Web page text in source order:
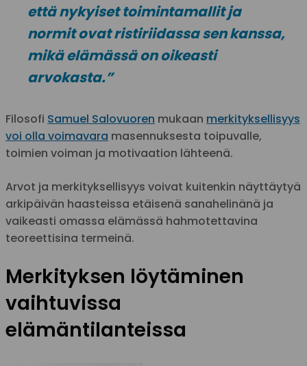
että nykyiset toimintamallit ja
normit ovat ristiriidassa sen kanssa,
mikä elämässä on oikeasti
arvokasta.”
Filosofi Samuel Salovuoren mukaan merkityksellisyys
voi olla voimavara masennuksesta toipuvalle,
toimien voiman ja motivaation lähteenä.
Arvot ja merkityksellisyys voivat kuitenkin näyttäytyä
arkipäivän haasteissa etäisenä sanahelinänä ja
vaikeasti omassa elämässä hahmotettavina
teoreettisina termeinä.
Merkityksen löytäminen
vaihtuvissa
elämäntilanteissa